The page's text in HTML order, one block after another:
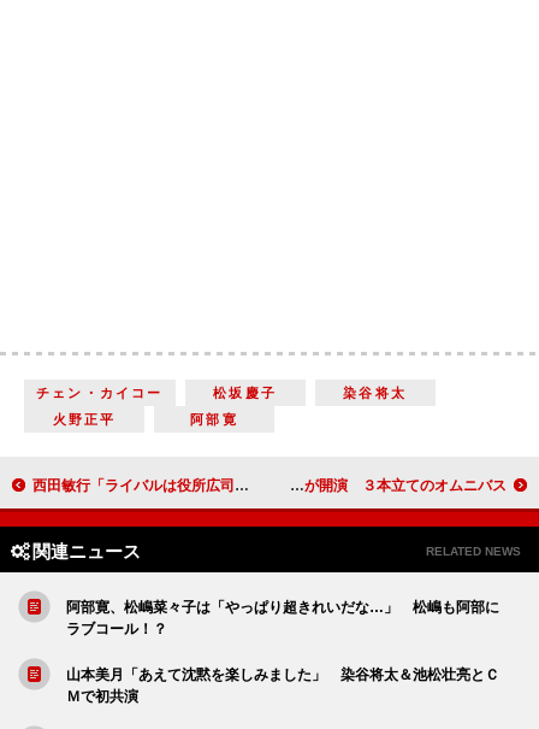
チェン・カイコー 松坂慶子
染谷将太
火野正平
阿部寛
西田敏行「ライバルは役所広司と村上虹郎」 ４度目の優秀助演男優賞で「最優秀、取りたい」 舞台「幕張の女」が開演 ３本立てのオムニバス
関連ニュース RELATED NEWS
阿部寛、松嶋菜々子は「やっぱり超きれいだな…」 松嶋も阿部に
ラブコール！？
山本美月「あえて沈黙を楽しみました」 染谷将太＆池松壮亮とＣ
Ｍで初共演